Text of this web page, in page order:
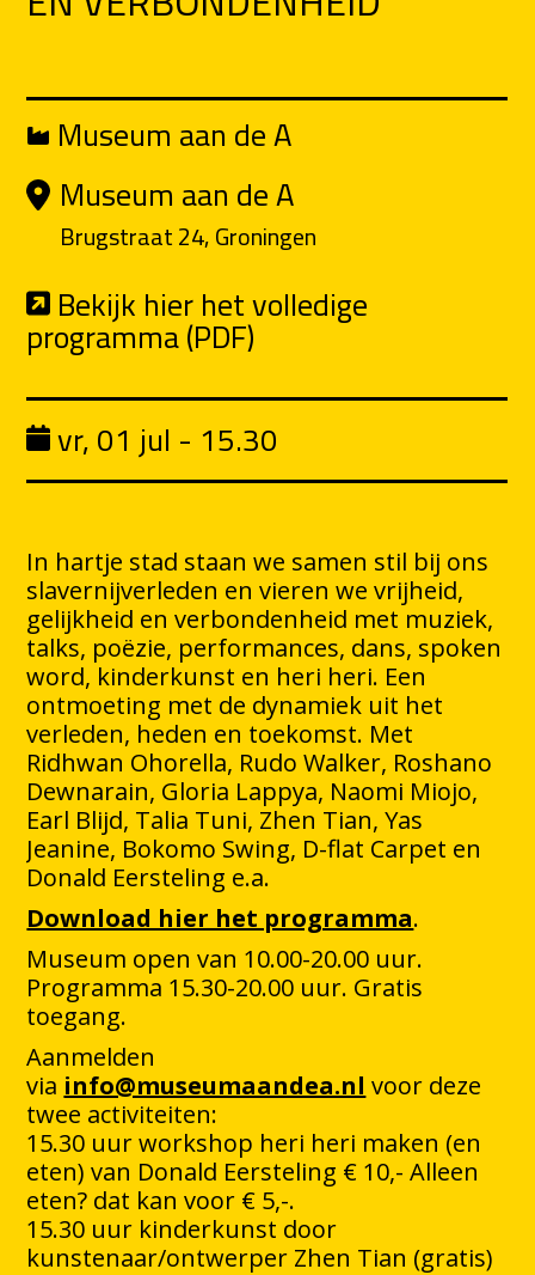
Museum aan de A
Museum aan de A
Brugstraat 24, Groningen
Bekijk hier het volledige
programma (PDF)
vr, 01 jul - 15.30
In hartje stad staan we samen stil bij ons
slavernijverleden en vieren we vrijheid,
gelijkheid en verbondenheid met muziek,
talks, poëzie, performances, dans, spoken
word, kinderkunst en heri heri. Een
ontmoeting met de dynamiek uit het
verleden, heden en toekomst. Met
Ridhwan Ohorella, Rudo Walker, Roshano
Dewnarain, Gloria Lappya, Naomi Miojo,
Earl Blijd, Talia Tuni, Zhen Tian, Yas
Jeanine, Bokomo Swing, D-flat Carpet en
Donald Eersteling e.a.
Download hier het programma.
Museum open van 10.00-20.00 uur.
Programma 15.30-20.00 uur. Gratis
toegang.
Aanmelden
via info@museumaandea.nl voor deze
twee activiteiten:
15.30 uur workshop heri heri maken (en
eten) van Donald Eersteling € 10,- Alleen
eten? dat kan voor € 5,-.
15.30 uur kinderkunst door
kunstenaar/ontwerper Zhen Tian (gratis)